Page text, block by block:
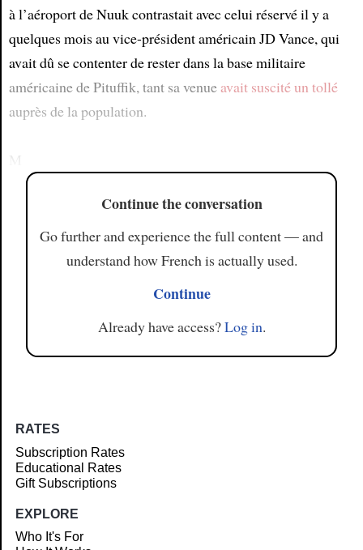
à l’aéroport de Nuuk contrastait avec celui réservé il y a
quelques mois au vice-président américain JD Vance, qui
avait dû se contenter de rester dans la base militaire
américaine de Pituffik, tant sa venueavait suscité un tollé
auprès de la population.
Continue the conversation
Go further and experience the full content — and
understand how French is actually used.
Continue
Already have access?Log in.
RATES
Subscription Rates
Educational Rates
Gift Subscriptions
EXPLORE
Who It's For